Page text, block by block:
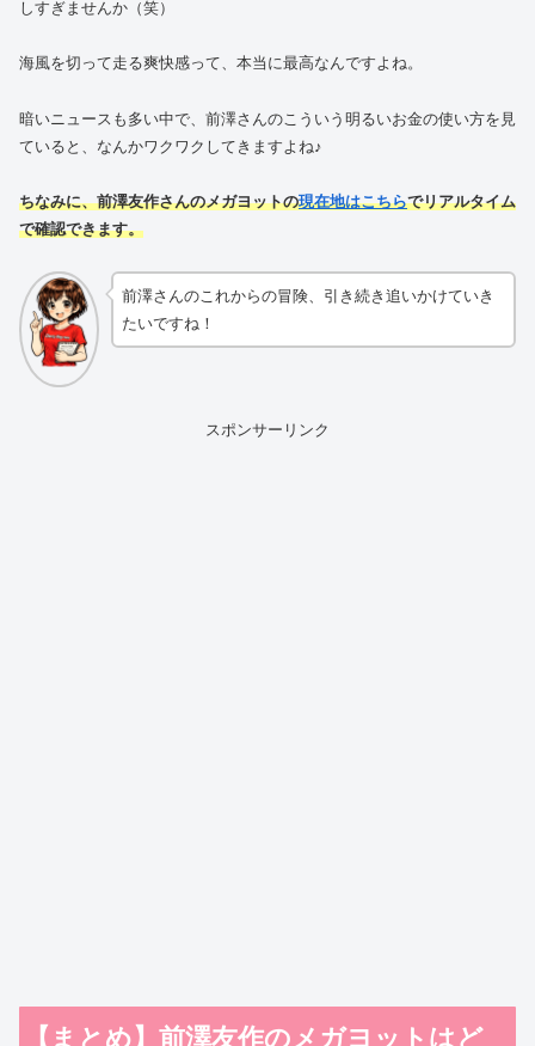
しすぎませんか（笑）
海風を切って走る爽快感って、本当に最高なんですよね。
暗いニュースも多い中で、前澤さんのこういう明るいお金の使い方を見
ていると、なんかワクワクしてきますよね♪
ちなみに、前澤友作さんのメガヨットの現在地はこちらでリアルタイム
で確認できます。
前澤さんのこれからの冒険、引き続き追いかけていき
たいですね！
スポンサーリンク
【まとめ】前澤友作のメガヨットはど